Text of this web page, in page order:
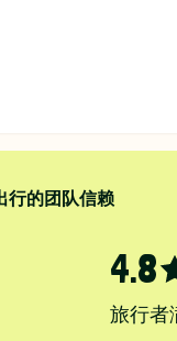
行的团队信赖
4.8
旅行者